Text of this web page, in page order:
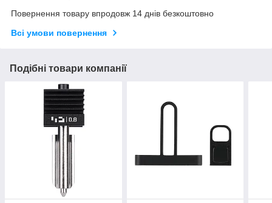
Повернення товару впродовж 14 днів безкоштовно
Всі умови повернення
Подібні товари компанії